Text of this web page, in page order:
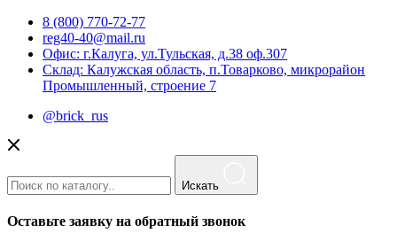
8 (800) 770-72-77
reg40-40@mail.ru
Офис: г.Калуга, ул.Тульская, д.38 оф.307
Склад: Калужская область, п.Товарково, микрорайон
Промышленный, строение 7
@brick_rus
Искать
Оставьте заявку на обратный звонок